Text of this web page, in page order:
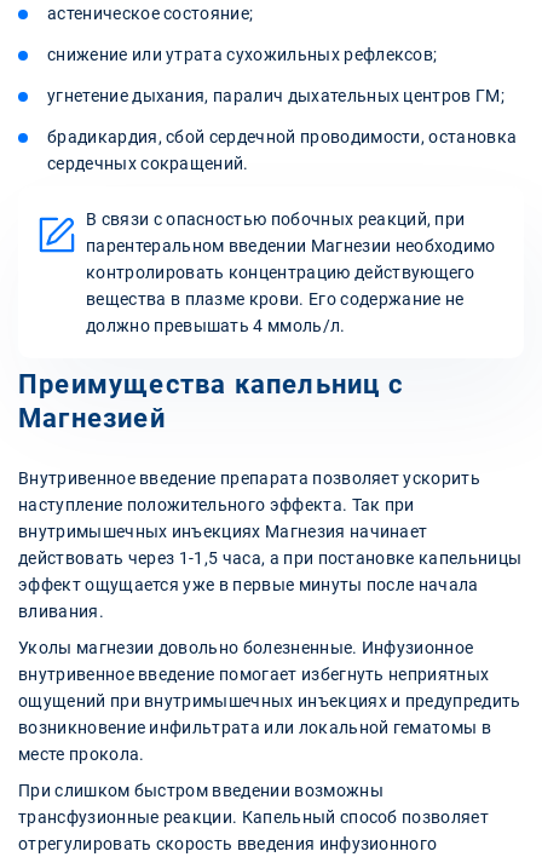
астеническое состояние;
снижение или утрата сухожильных рефлексов;
угнетение дыхания, паралич дыхательных центров ГМ;
брадикардия, сбой сердечной проводимости, остановка
сердечных сокращений.
В связи с опасностью побочных реакций, при
парентеральном введении Магнезии необходимо
контролировать концентрацию действующего
вещества в плазме крови. Его содержание не
должно превышать 4 ммоль/л.
Преимущества капельниц с
Магнезией
Внутривенное введение препарата позволяет ускорить
наступление положительного эффекта. Так при
внутримышечных инъекциях Магнезия начинает
действовать через 1-1,5 часа, а при постановке капельницы
эффект ощущается уже в первые минуты после начала
вливания.
Уколы магнезии довольно болезненные. Инфузионное
внутривенное введение помогает избегнуть неприятных
ощущений при внутримышечных инъекциях и предупредить
возникновение инфильтрата или локальной гематомы в
месте прокола.
При слишком быстром введении возможны
трансфузионные реакции. Капельный способ позволяет
отрегулировать скорость введения инфузионного